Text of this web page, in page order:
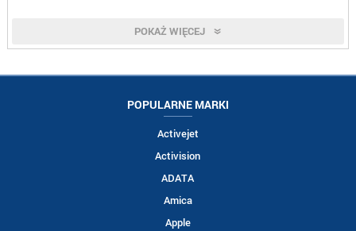
POKAŻ WIĘCEJ
POPULARNE MARKI
Activejet
Activision
ADATA
Amica
Apple